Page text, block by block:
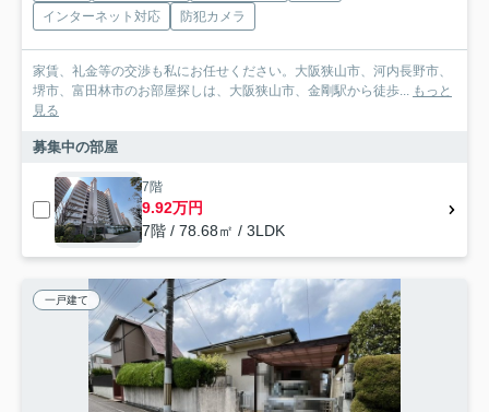
インターネット対応
防犯カメラ
家賃、礼金等の交渉も私にお任せください。大阪狭山市、河内長野市、
堺市、富田林市のお部屋探しは、大阪狭山市、金剛駅から徒歩... もっと
見る
募集中の部屋
7階
9.92万円
7階 / 78.68㎡ / 3LDK
一戸建て